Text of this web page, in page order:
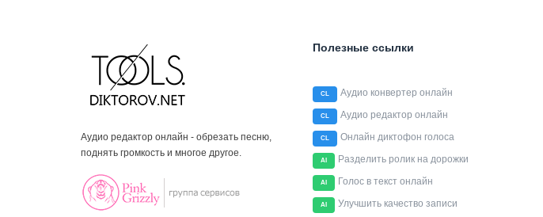
Аудио редактор онлайн - обрезать песню,
поднять громкость и многое другое.
Полезные ссылки
CL Аудио конвертер онлайн
CL Аудио редактор онлайн
CL Онлайн диктофон голоса
AI Разделить ролик на дорожки
AI Голос в текст онлайн
AI Улучшить качество записи